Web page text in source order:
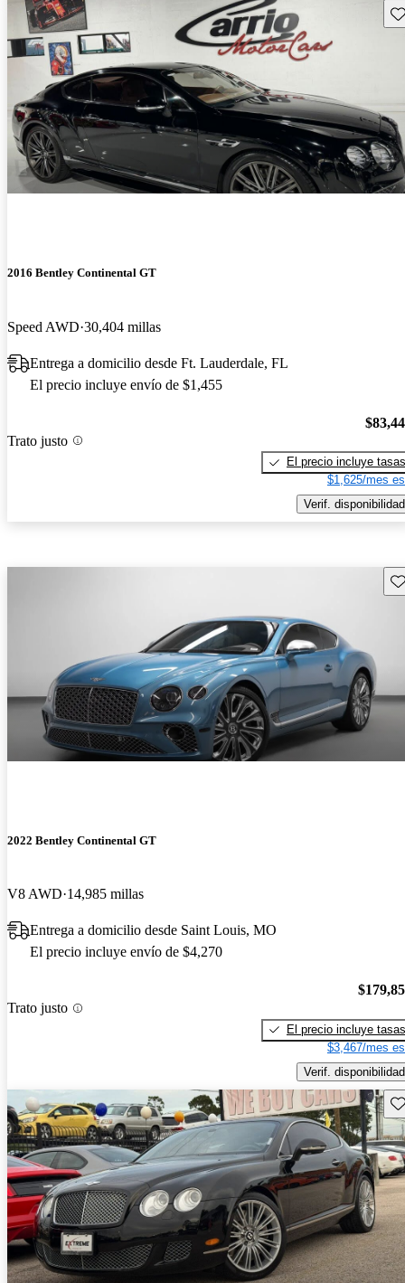
2016 Bentley Continental GT
Speed AWD 30,404 millas
Entrega a domicilio desde Ft. Lauderdale, FL
El precio incluye envío de $1,455
Trato justo
El precio incluye tasas
$1,625/mes
Verif. disponibilidad
2022 Bentley Continental GT
V8 AWD 14,985 millas
Entrega a domicilio desde Saint Louis, MO
El precio incluye envío de $4,270
Trato justo
El precio incluye tasas
$3,467/mes
Verif. disponibilidad